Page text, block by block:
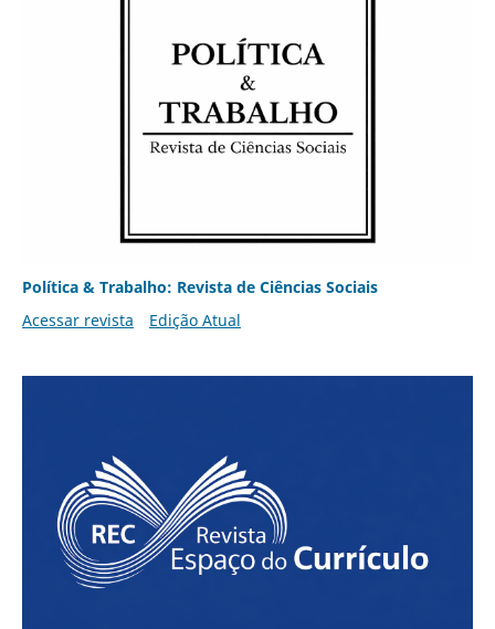
Política & Trabalho: Revista de Ciências Sociais
Acessar revista
Edição Atual